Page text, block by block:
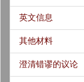
英文信息
其他材料
澄清错谬的议论